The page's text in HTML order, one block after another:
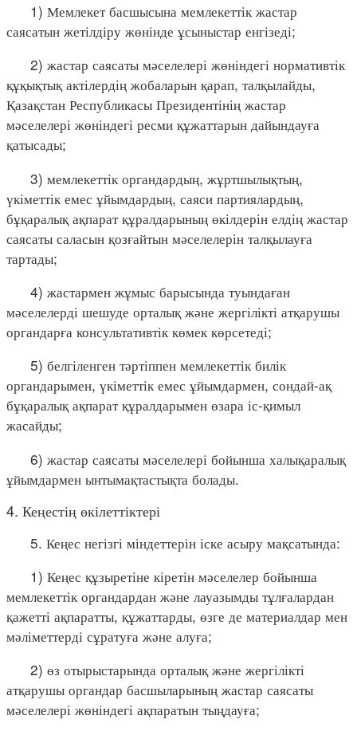
1) Мемлекет басшысына мемлекеттік жастар
саясатын жетілдіру жөнінде ұсыныстар енгізеді;
2) жастар саясаты мәселелері жөніндегі нормативтік
құқықтық актілердің жобаларын қарап, талқылайды,
Қазақстан Республикасы Президентінің жастар
мәселелері жөніндегі ресми құжаттарын дайындауға
қатысады;
3) мемлекеттік органдардың, жұртшылықтың,
үкіметтік емес ұйымдардың, саяси партиялардың,
бұқаралық ақпарат құралдарының өкілдерін елдің жастар
саясаты саласын қозғайтын мәселелерін талқылауға
тартады;
4) жастармен жұмыс барысында туындаған
мәселелерді шешуде орталық және жергілікті атқарушы
органдарға консультативтік көмек көрсетеді;
5) белгіленген тәртіппен мемлекеттік билік
органдарымен, үкіметтік емес ұйымдармен, сондай-ақ
бұқаралық ақпарат құралдарымен өзара іс-қимыл
жасайды;
6) жастар саясаты мәселелері бойынша халықаралық
ұйымдармен ынтымақтастықта болады.
4. Кеңестің өкілеттіктері
5. Кеңес негізгі міндеттерін іске асыру мақсатында:
1) Кеңес құзыретіне кіретін мәселелер бойынша
мемлекеттік органдардан және лауазымды тұлғалардан
қажетті ақпаратты, құжаттарды, өзге де материалдар мен
мәліметтерді сұратуға және алуға;
2) өз отырыстарында орталық және жергілікті
атқарушы органдар басшыларының жастар саясаты
мәселелері жөніндегі ақпаратын тыңдауға;